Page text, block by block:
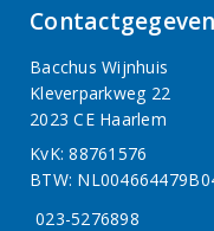
Bacchus Wijnhuis
Kleverparkweg 22
2023 CE Haarlem
KvK: 88761576
BTW:
023-5276898